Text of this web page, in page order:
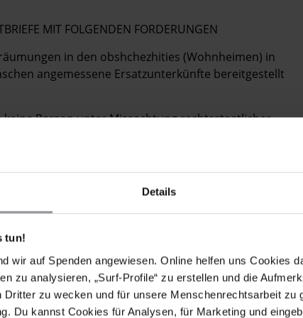
Details
tun!
wir auf Spenden angewiesen. Online helfen uns Cookies
zu analysieren, „Surf-Profile“ zu erstellen und die
Dritter zu wecken und für unsere Menschenrechtsarbeit zu
Du kannst Cookies für Analysen, für Marketing und
MIT FOLGENDEN FORDERUNGEN
in den obshchezhities (Wohnheimen) in
angemessene Ersatzunterkünfte bereitgestellt
Person unter Missachtung rechtsstaatlicher
und Konsultation und ohne Bereitstellung einer
vertrieben wird.
in denen es heißt, dass Binnenflüchtlinge
einschließlich Unterkunft und Grundversorgung
werden müssen.
of people from the obshchezhities (family hostels)
can be provided.